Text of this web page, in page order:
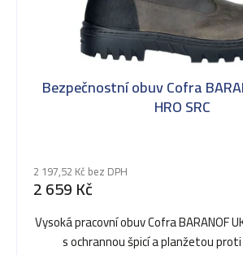
Bezpečnostní obuv Cofra
HRO SRC
hodnocení
produktu
je
5,0
2 197,52 Kč bez DPH
2 659 Kč
Vysoká pracovní obuv Cofra BARANOF
s ochrannou špicí a planžetou